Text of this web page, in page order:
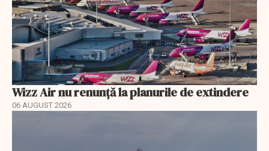
Wizz Air nu renunță la planurile de extindere
06 AUGUST 2026